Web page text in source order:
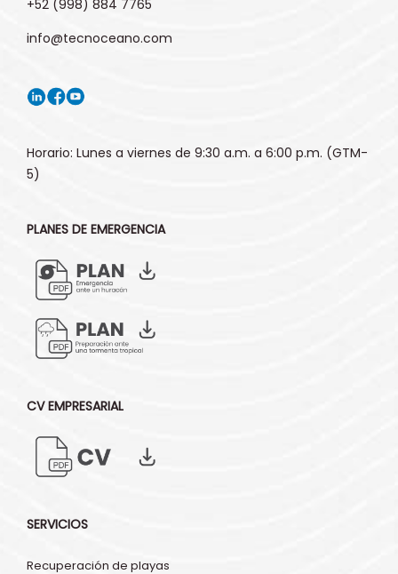
+52 (998) 884 7765
info@tecnoceano.com
Horario: Lunes a viernes de 9:30 a.m. a 6:00 p.m. (GTM-
5)
PLANES DE EMERGENCIA
CV EMPRESARIAL
SERVICIOS
Recuperación de playas